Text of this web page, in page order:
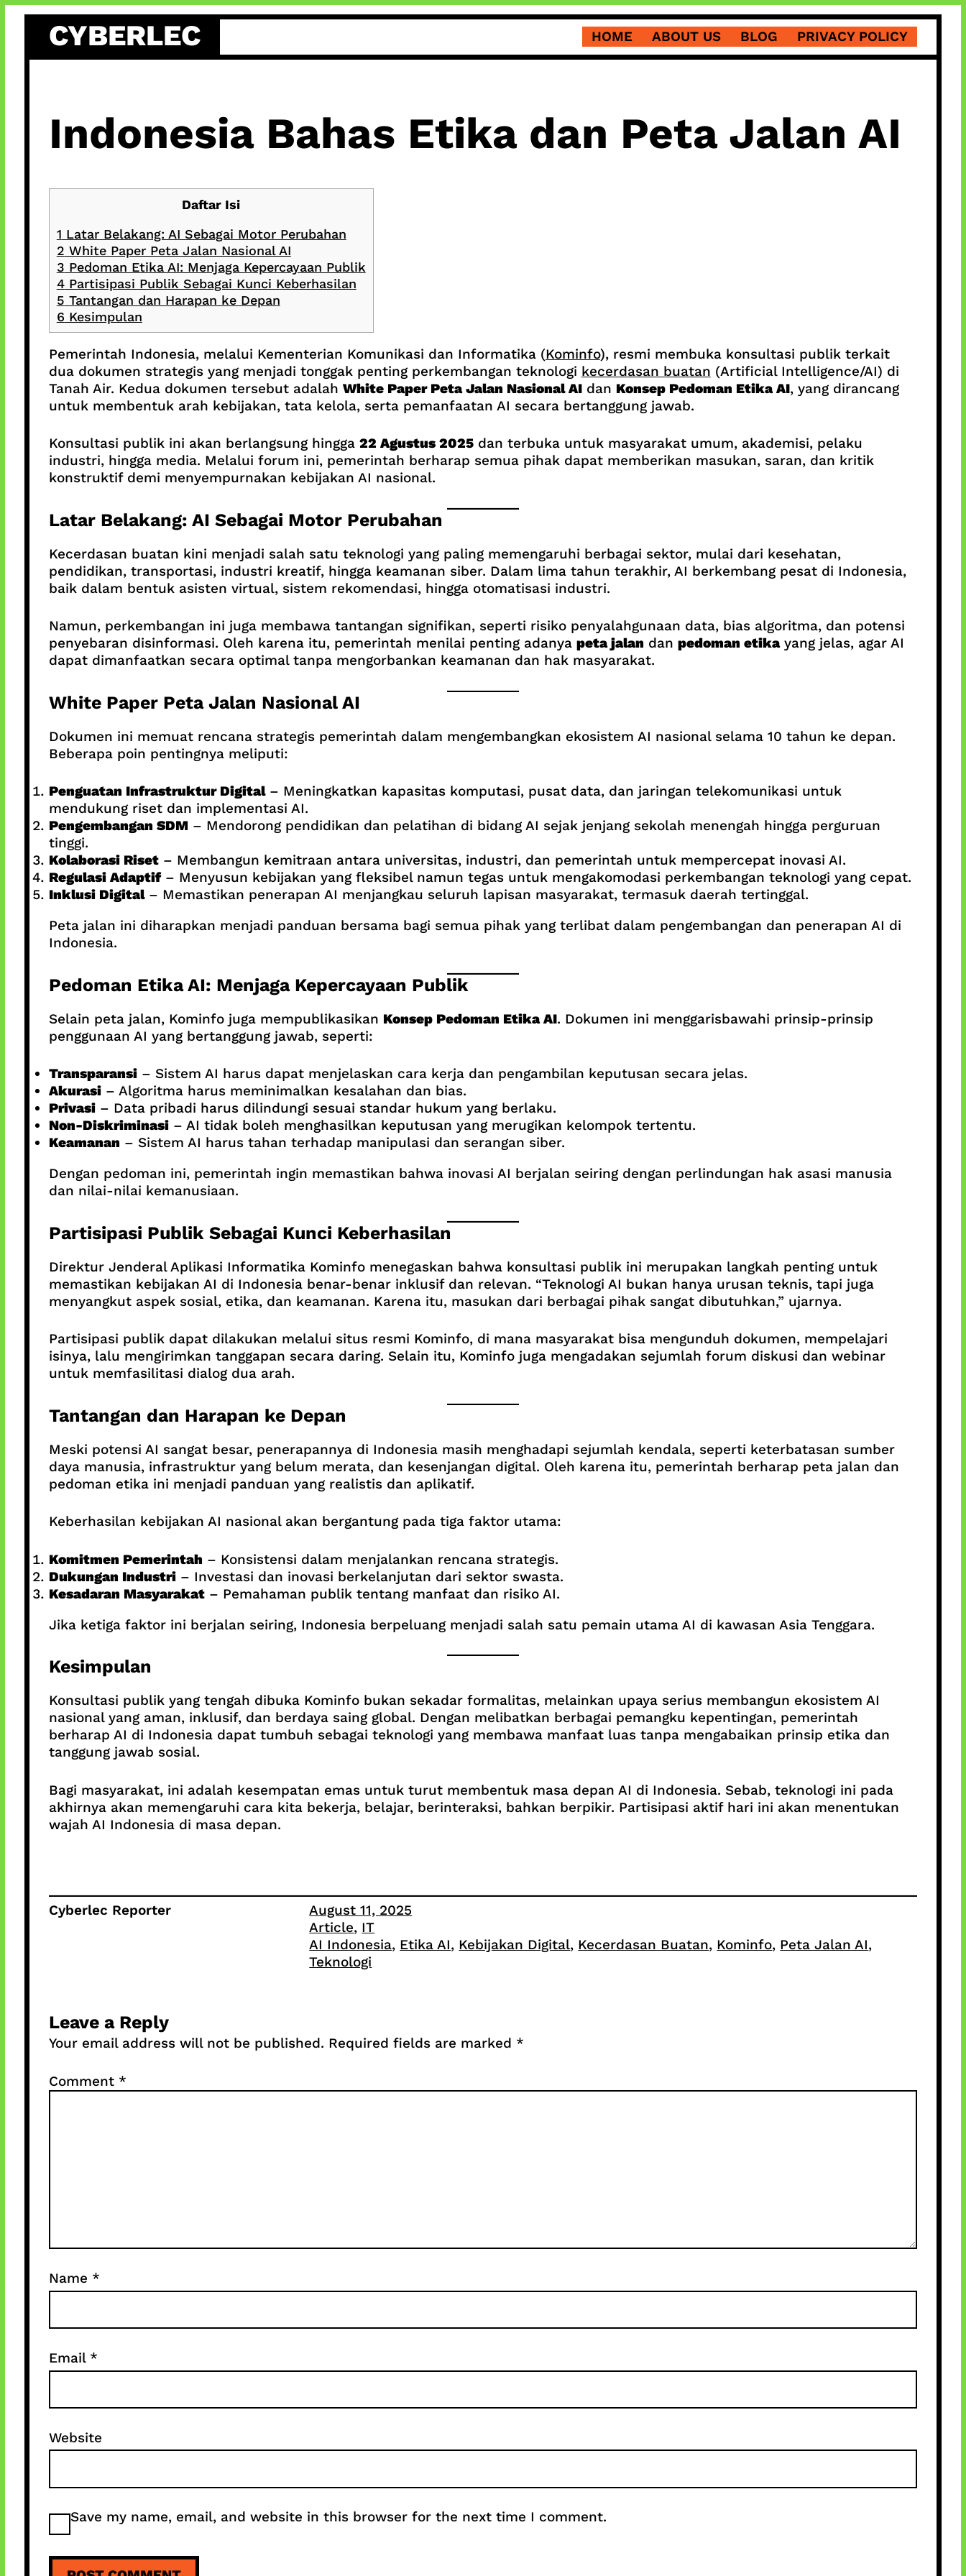
content
CYBERLEC HOME ABOUT US BLOG PRIVACY POLICY
Indonesia Bahas Etika dan Peta Jalan AI
Daftar Isi
1 Latar Belakang: AI Sebagai Motor Perubahan
2 White Paper Peta Jalan Nasional AI
3 Pedoman Etika AI: Menjaga Kepercayaan Publik
4Partisipasi Publik Sebagai Kunci Keberhasilan
5 Tantangan dan Harapan ke Depan
6 Kesimpulan
Pemerintah Indonesia, melalui Kementerian Komunikasi dan Informatika (Kominfo), resmi membuka konsultasi publik terkait
dua dokumen strategis yang menjadi tonggak penting perkembangan teknologi kecerdasan buatan (Artificial Intelligence/AI) di
Tanah Air. Kedua dokumen tersebut adalah White Paper Peta Jalan Nasional AIdan Konsep Pedoman Etika AI, yang dirancang
untuk membentuk arah kebijakan, tata kelola, serta pemanfaatan AI secara bertanggung jawab.
Konsultasi publik ini akan berlangsung hingga 22 Agustus 2025dan terbuka untuk masyarakat umum, akademisi, pelaku
industri, hingga media. Melalui forum ini, pemerintah berharap semua pihak dapat memberikan masukan, saran, dan kritik
konstruktif demi menyempurnakan kebijakan AI nasional.
Latar Belakang: AI Sebagai Motor Perubahan
Kecerdasan buatan kini menjadi salah satu teknologi yang paling memengaruhi berbagai sektor, mulai dari kesehatan,
pendidikan, transportasi, industri kreatif, hingga keamanan siber. Dalam lima tahun terakhir, AI berkembang pesat di Indonesia,
baik dalam bentuk asisten virtual, sistem rekomendasi, hingga otomatisasi industri.
Namun, perkembangan ini juga membawa tantangan signifikan, seperti risiko penyalahgunaan data, bias algoritma, dan potensi
penyebaran disinformasi. Oleh karena itu, pemerintah menilai penting adanya peta jalan dan pedoman etikayang jelas, agar AI
dapat dimanfaatkan secara optimal tanpa mengorbankan keamanan dan hak masyarakat.
White Paper Peta Jalan Nasional AI
Dokumen ini memuat rencana strategis pemerintah dalam mengembangkan ekosistem AI nasional selama 10 tahun ke depan.
Beberapa poin pentingnya meliputi:
Penguatan Infrastruktur Digital– Meningkatkan kapasitas komputasi, pusat data, dan jaringan telekomunikasi untuk
mendukung riset dan implementasi AI.
Pengembangan SDM – Mendorong pendidikan dan pelatihan di bidang AI sejak jenjang sekolah menengah hingga perguruan
tinggi.
Kolaborasi Riset– Membangun kemitraan antara universitas, industri, dan pemerintah untuk mempercepat inovasi AI.
Regulasi Adaptif– Menyusun kebijakan yang fleksibel namun tegas untuk mengakomodasi perkembangan teknologi yang cepat.
Inklusi Digital– Memastikan penerapan AI menjangkau seluruh lapisan masyarakat, termasuk daerah tertinggal.
Peta jalan ini diharapkan menjadi panduan bersama bagi semua pihak yang terlibat dalam pengembangan dan penerapan AI di
Indonesia.
Pedoman Etika AI: Menjaga Kepercayaan Publik
Selain peta jalan, Kominfo juga mempublikasikan Konsep Pedoman Etika AI. Dokumen ini menggarisbawahi prinsip-prinsip
penggunaan AI yang bertanggung jawab, seperti:
Transparansi– Sistem AI harus dapat menjelaskan cara kerja dan pengambilan keputusan secara jelas.
Akurasi– Algoritma harus meminimalkan kesalahan dan bias.
Privasi– Data pribadi harus dilindungi sesuai standar hukum yang berlaku.
Non-Diskriminasi– AI tidak boleh menghasilkan keputusan yang merugikan kelompok tertentu.
Keamanan – Sistem AI harus tahan terhadap manipulasi dan serangan siber.
Dengan pedoman ini, pemerintah ingin memastikan bahwa inovasi AI berjalan seiring dengan perlindungan hak asasi manusia
dan nilai-nilai kemanusiaan.
Partisipasi Publik Sebagai Kunci Keberhasilan
Direktur Jenderal Aplikasi Informatika Kominfo menegaskan bahwa konsultasi publik ini merupakan langkah penting untuk
memastikan kebijakan AI di Indonesia benar-benar inklusif dan relevan. “Teknologi AI bukan hanya urusan teknis, tapi juga
menyangkut aspek sosial, etika, dan keamanan. Karena itu, masukan dari berbagai pihak sangat dibutuhkan,” ujarnya.
Partisipasi publik dapat dilakukan melalui situs resmi Kominfo, di mana masyarakat bisa mengunduh dokumen, mempelajari
isinya, lalu mengirimkan tanggapan secara daring. Selain itu, Kominfo juga mengadakan sejumlah forum diskusi dan webinar
untuk memfasilitasi dialog dua arah.
Tantangan dan Harapan ke Depan
Meski potensi AI sangat besar, penerapannya di Indonesia masih menghadapi sejumlah kendala, seperti keterbatasan sumber
daya manusia, infrastruktur yang belum merata, dan kesenjangan digital. Oleh karena itu, pemerintah berharap peta jalan dan
pedoman etika ini menjadi panduan yang realistis dan aplikatif.
Keberhasilan kebijakan AI nasional akan bergantung pada tiga faktor utama:
Komitmen Pemerintah – Konsistensi dalam menjalankan rencana strategis.
Dukungan Industri– Investasi dan inovasi berkelanjutan dari sektor swasta.
Kesadaran Masyarakat– Pemahaman publik tentang manfaat dan risiko AI.
Jika ketiga faktor ini berjalan seiring, Indonesia berpeluang menjadi salah satu pemain utama AI di kawasan Asia Tenggara.
Kesimpulan
Konsultasi publik yang tengah dibuka Kominfo bukan sekadar formalitas, melainkan upaya serius membangun ekosistem AI
nasional yang aman, inklusif, dan berdaya saing global. Dengan melibatkan berbagai pemangku kepentingan, pemerintah
berharap AI di Indonesia dapat tumbuh sebagai teknologi yang membawa manfaat luas tanpa mengabaikan prinsip etika dan
tanggung jawab sosial.
Bagi masyarakat, ini adalah kesempatan emas untuk turut membentuk masa depan AI di Indonesia. Sebab, teknologi ini pada
akhirnya akan memengaruhi cara kita bekerja, belajar, berinteraksi, bahkan berpikir. Partisipasi aktif hari ini akan menentukan
wajah AI Indonesia di masa depan.
Cyberlec Reporter
August 11, 2025
Article, IT
AI Indonesia, Etika AI, Kebijakan Digital, Kecerdasan Buatan, Kominfo, Peta Jalan AI
Teknologi
Leave a Reply
Your email address will not be published. Required fields are marked *
Comment *
Name *
Email *
Website
Save my name, email, and website in this browser for the next time I comment.